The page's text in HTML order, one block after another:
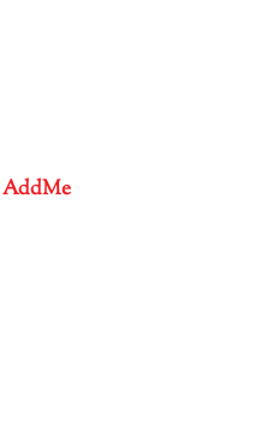
AddMe